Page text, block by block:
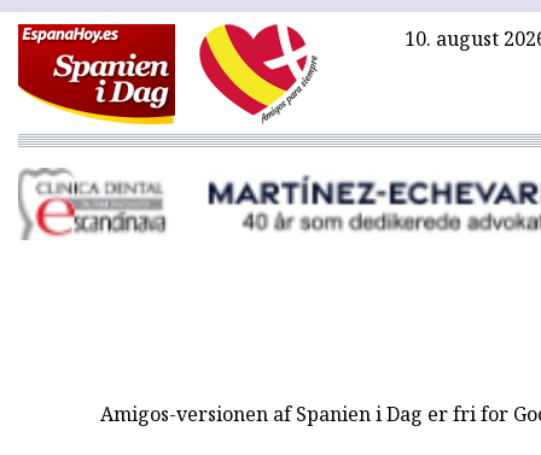
10. august
Amigos-versionen af Spanien i Dag er fri for